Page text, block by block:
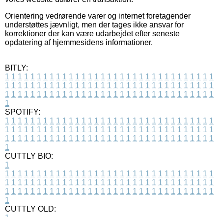
Orientering vedrørende varer og internet foretagender
understøttes jævnligt, men der tages ikke ansvar for
korrektioner der kan være udarbejdet efter seneste
opdatering af hjemmesidens informationer.
BITLY:
1 1 1 1 1 1 1 1 1 1 1 1 1 1 1 1 1 1 1 1 1 1 1 1 1 1 1 1 1 1 1 1 1
1 1 1 1 1 1 1 1 1 1 1 1 1 1 1 1 1 1 1 1 1 1 1 1 1 1 1 1 1 1 1 1 1
1 1 1 1 1 1 1 1 1 1 1 1 1 1 1 1 1 1 1 1 1 1 1 1 1 1 1 1 1 1 1 1 1
1
SPOTIFY:
1 1 1 1 1 1 1 1 1 1 1 1 1 1 1 1 1 1 1 1 1 1 1 1 1 1 1 1 1 1 1 1 1
1 1 1 1 1 1 1 1 1 1 1 1 1 1 1 1 1 1 1 1 1 1 1 1 1 1 1 1 1 1 1 1 1
1 1 1 1 1 1 1 1 1 1 1 1 1 1 1 1 1 1 1 1 1 1 1 1 1 1 1 1 1 1 1 1 1
1
CUTTLY BIO:
1
1 1 1 1 1 1 1 1 1 1 1 1 1 1 1 1 1 1 1 1 1 1 1 1 1 1 1 1 1 1 1 1 1
1 1 1 1 1 1 1 1 1 1 1 1 1 1 1 1 1 1 1 1 1 1 1 1 1 1 1 1 1 1 1 1 1
1 1 1 1 1 1 1 1 1 1 1 1 1 1 1 1 1 1 1 1 1 1 1 1 1 1 1 1 1 1 1 1 1
1
CUTTLY OLD: